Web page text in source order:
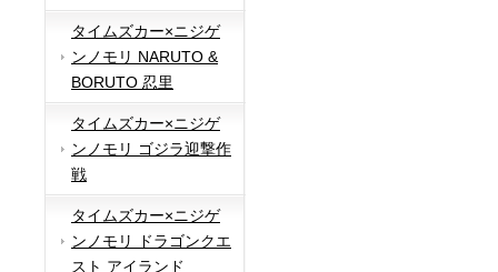
タイムズカー×ニジゲ
ンノモリ NARUTO &
BORUTO 忍里
タイムズカー×ニジゲ
ンノモリ ゴジラ迎撃作
戦
タイムズカー×ニジゲ
ンノモリ ドラゴンクエ
スト アイランド